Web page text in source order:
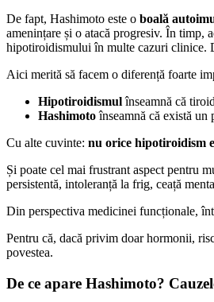
De fapt, Hashimoto este o boală
amenințare și o atacă progresiv. În timp,
hipotiroidismului în multe cazuri clinice.
Aici merită să facem o diferență foarte
Hipotiroidismulînseamnă că
Hashimotoînseamnă că există
Cu alte cuvinte: nu orice hipotiroidism
Și poate cel mai frustrant aspect pentru
persistentă, intoleranță la frig, ceață
Din perspectiva medicinei funcționale,
Pentru că, dacă privim doar hormonii,
povestea.
De ce apare Hashimoto?